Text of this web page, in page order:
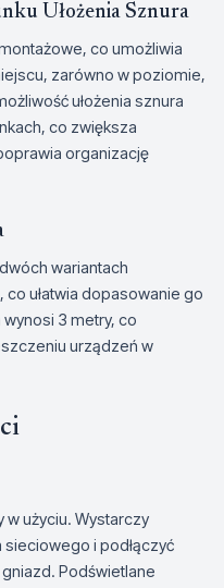
Ułożenia Sznura
co umożliwia
zarówno w poziomie,
ułożenia sznura
co zwiększa
organizację
wariantach
ułatwia dopasowanie go
wynosi 3 metry, co
urządzeń w
w użyciu. Wystarczy
i podłączyć
Podświetlane